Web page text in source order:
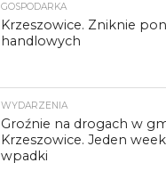
GOSPODARKA
Krzeszowice. Zniknie
handlowych
WYDARZENIA
Groźnie na drogach w
Krzeszowice. Jeden
wpadki